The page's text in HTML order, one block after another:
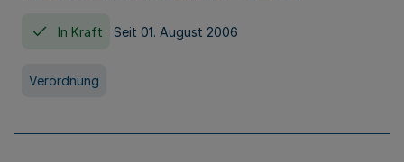
In Kraft Seit 01. August 2006
Verordnung